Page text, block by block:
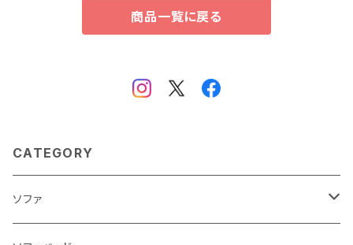
商品一覧に戻る
CATEGORY
ソファ